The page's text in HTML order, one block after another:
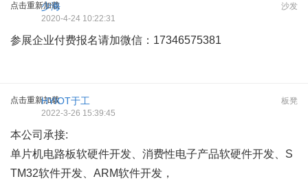
点击重新加载 沙发
少海
2020-4-24 10:22:31
参展企业付费报名请加微信：17346575381
点击重新加载 板凳
HYIOT于工
2022-3-26 15:39:45
本公司承接:
单片机电路板软硬件开发、消费性电子产品软硬件开发、S
TM32软件开发、ARM软件开发，